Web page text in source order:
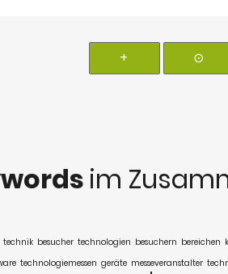
+ ⊙
im
technik besucher technologien besuchern bereichen
technologiemessen geräte messeveranstalter